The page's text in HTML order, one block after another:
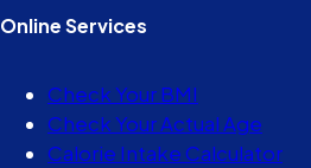
Online Services
Check Your BMI
Check Your Actual Age
Calorie Intake Calculator